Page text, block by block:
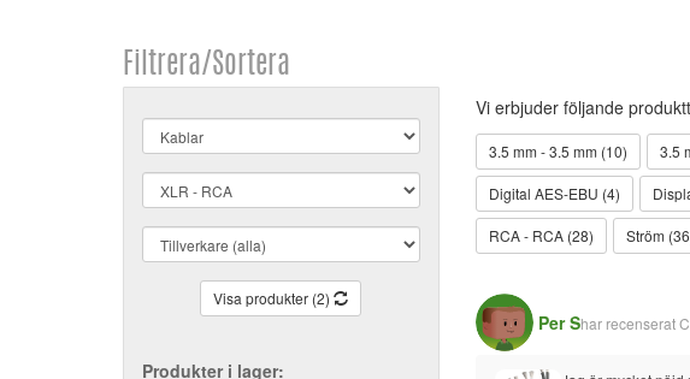
Filtrera/Sortera
Visa produkter (2)
Produkter i lager:
Vi erbjuder följande
3.5 mm - 3.5 mm (10) 3.5
Digital AES-EBU (4)
RCA - RCA (28) Ström
Per Shar recenserat